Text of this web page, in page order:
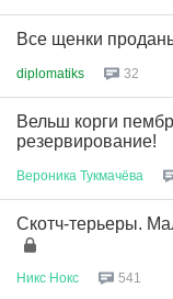
Все щенки
diplomatiks 32
Вельш корги
резервирование!
Вероника Тукмачёва
Скотч-терьеры.
Никс Нокс 541